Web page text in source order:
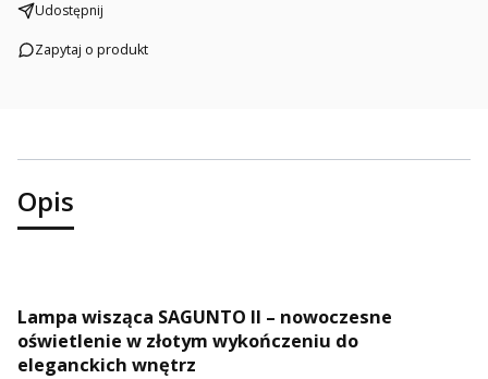
Udostępnij
Zapytaj o produkt
Opis
Lampa wisząca SAGUNTO II – nowoczesne
oświetlenie w złotym wykończeniu do
eleganckich wnętrz